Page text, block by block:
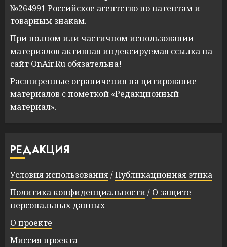
№264991 Российское агентство по патентам и
товарным знакам.
При полном или частичном использовании
материалов активная индексируемая ссылка на
сайт OnAir.Ru обязательна!
Расширенные ограниченияна цитирование
материалов с пометкой «Редакционный
материал».
РЕДАКЦИЯ
Условия использования/Публикационная этика
Политика конфиденциальности/ О защите
персональных данных
О проекте
Миссия проекта